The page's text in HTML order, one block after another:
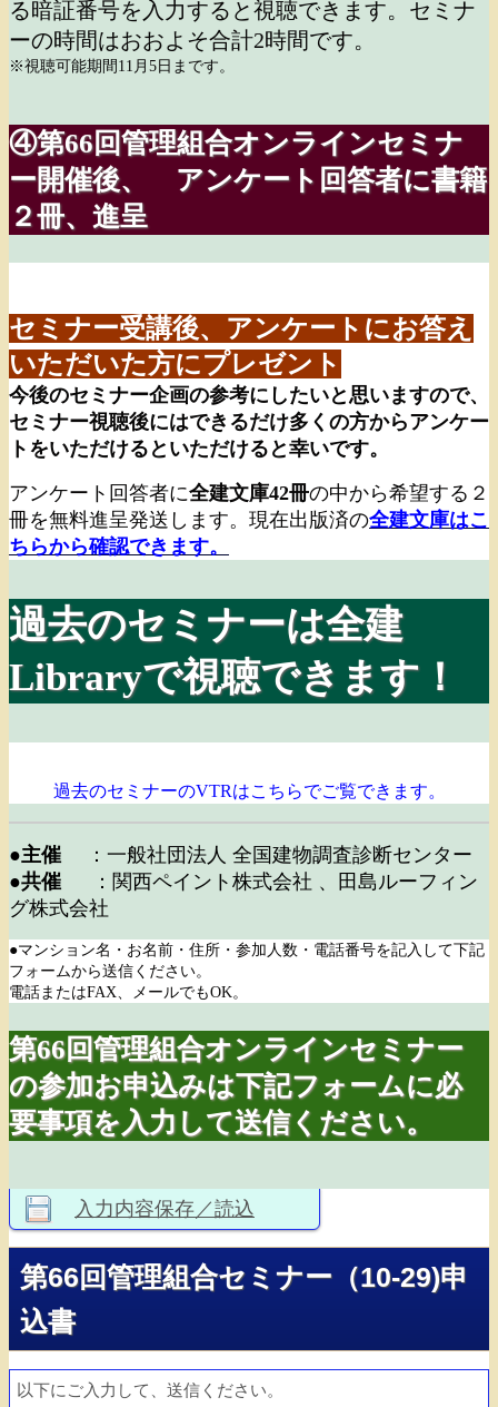
る暗証番号を入力すると視聴できます。セミナ
ーの時間はおおよそ合計2時間です。
※視聴可能期間11月5日まです。
④第66回管理組合オンラインセミナ
ー開催後、 アンケート回答者に書籍
２冊、進呈
セミナー受講後、アンケートにお答え
いただいた方にプレゼント
今後のセミナー企画の参考にしたいと思いますので、
セミナー視聴後にはできるだけ多くの方からアンケー
トをいただけるといただけると幸いです。
アンケート回答者に全建文庫42冊の中から希望する２
冊を無料進呈発送します。現在出版済の全建文庫はこ
ちらから確認できます。
過去のセミナーは全建
Libraryで視聴できます！
過去のセミナーのVTRはこちらでご覧できます。
●主催 ：一般社団法人 全国建物調査診断センター
●共催 ：関西ペイント株式会社 、田島ルーフィン
グ株式会社
●マンション名・お名前・住所・参加人数・電話番号を記入して下記
フォームから送信ください。
電話またはFAX、メールでもOK。
第66回管理組合オンラインセミナー
の参加お申込みは下記フォームに必
要事項を入力して送信ください。